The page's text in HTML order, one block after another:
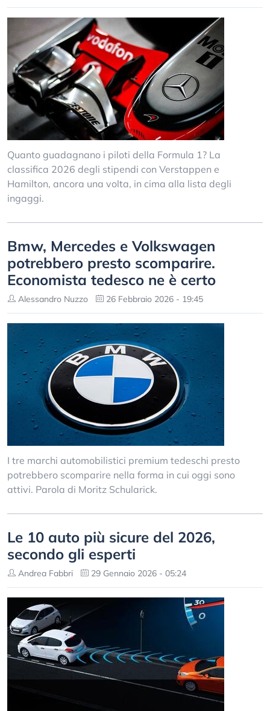
Quanto guadagnano i piloti della Formula 1? La
classifica 2026 degli stipendi con Verstappen e
Hamilton, ancora una volta, in cima alla lista degli
ingaggi.
Bmw, Mercedes e Volkswagen
potrebbero presto scomparire.
Economista tedesco ne è certo
Alessandro Nuzzo 26 Febbraio 2026 - 19:45
I tre marchi automobilistici premium tedeschi presto
potrebbero scomparire nella forma in cui oggi sono
attivi. Parola di Moritz Schularick.
Le 10 auto più sicure del 2026,
secondo gli esperti
Andrea Fabbri 29 Gennaio 2026 - 05:24